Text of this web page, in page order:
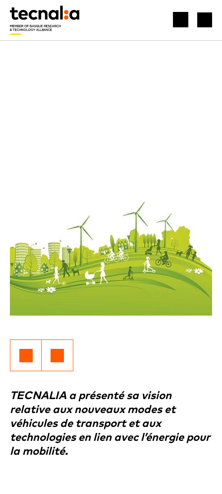
TECNALIA a présenté sa vision
relative aux nouveaux modes et
véhicules de transport et aux
technologies en lien avec l’énergie pour
la mobilité.